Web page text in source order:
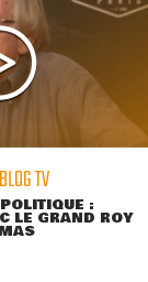
TV
:
LE GRAND ROY